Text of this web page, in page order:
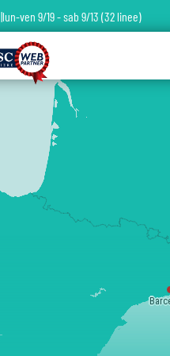
|lun-ven 9/19 - sab 9/13 (32 linee)